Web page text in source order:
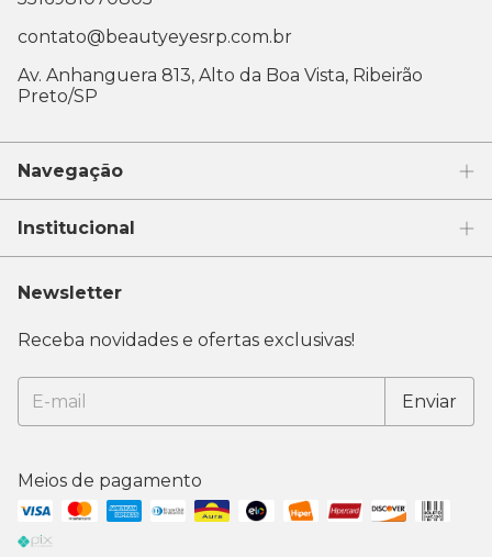
contato@beautyeyesrp.com.br
Av. Anhanguera 813, Alto da Boa Vista, Ribeirão
Preto/SP
Navegação
Institucional
Newsletter
Receba novidades e ofertas exclusivas!
Meios de pagamento